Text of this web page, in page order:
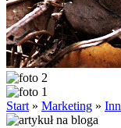
Start » Marketing »